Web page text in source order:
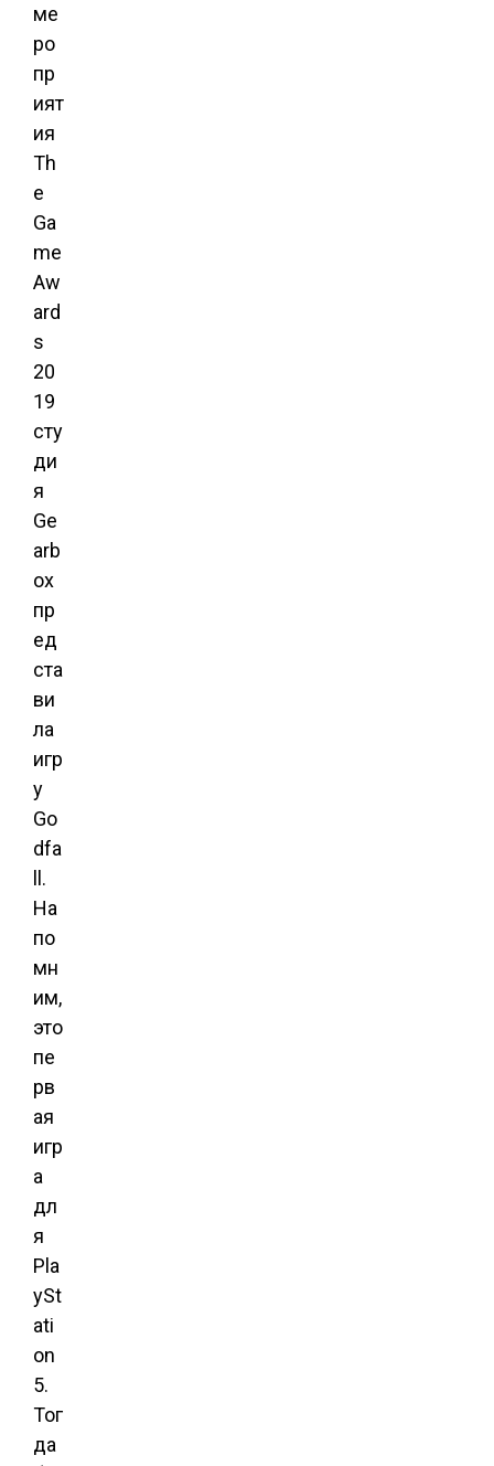
ме
ро
пр
ият
ия
Th
e
Ga
me
Aw
ard
s
20
19
сту
ди
я
Ge
arb
ox
пр
ед
ста
ви
ла
игр
у
Go
dfa
ll.
На
по
мн
им,
это
пе
рв
ая
игр
а
дл
я
Pla
ySt
ati
on
5.
Тог
да